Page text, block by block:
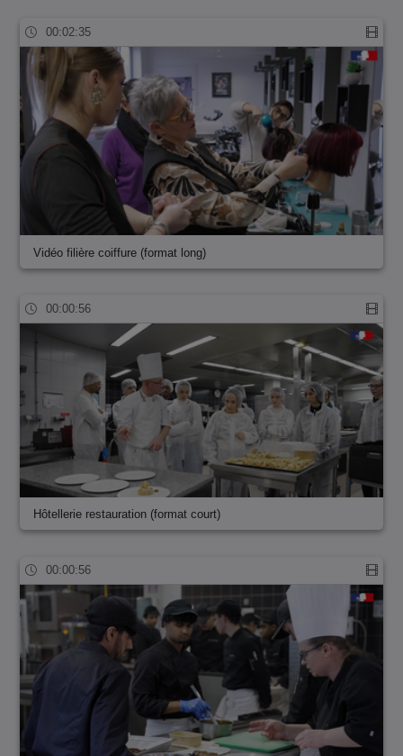
00:02:35
Vidéo filière coiffure (format long)
00:00:56
Hôtellerie restauration (format court)
00:00:56